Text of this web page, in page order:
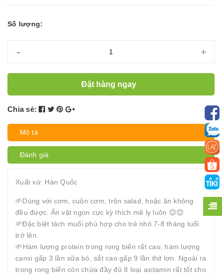
Số lượng:
- +
Đặt hàng ngay
Chia sẻ:
Mô tả
Đánh giá
Xuất xứ: Hàn Quốc
🌱Dùng với cơm, cuộn cơm, trộn salad, hoặc ăn không
đều được. Ăn vặt ngon cực kỳ thích mê ly luôn 😊😊
🌱Đặc biệt tách muối phù hợp cho trẻ nhỏ 7-8 tháng tuổi
trở lên.
️🌱Hàm lượng protein trong rong biển rất cao, hàm lượng
canxi gấp 3 lần sữa bò, sắt cao gấp 9 lần thịt lợn. Ngoài ra
trong rong biển còn chứa đầy đủ 8 loại axitamin rất tốt cho